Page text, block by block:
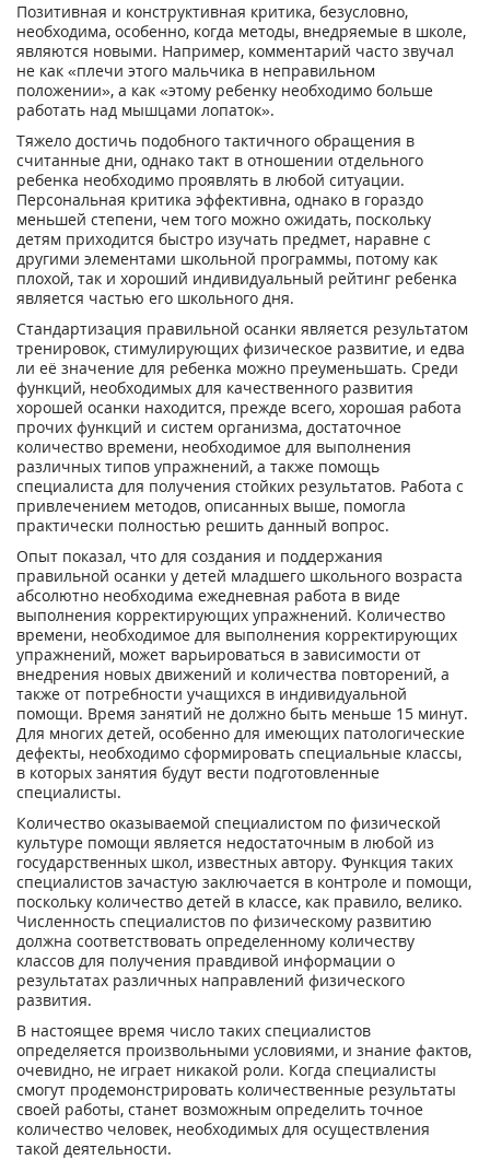
Позитивная и конструктивная критика, безусловно,
необходима, особенно, когда методы, внедряемые в школе,
являются новыми. Например, комментарий часто звучал
не как «плечи этого мальчика в неправильном
положении», а как «этому ребенку необходимо больше
работать над мышцами лопаток».
Тяжело достичь подобного тактичного обращения в
считанные дни, однако такт в отношении отдельного
ребенка необходимо проявлять в любой ситуации.
Персональная критика эффективна, однако в гораздо
меньшей степени, чем того можно ожидать, поскольку
детям приходится быстро изучать предмет, наравне с
другими элементами школьной программы, потому как
плохой, так и хороший индивидуальный рейтинг ребенка
является частью его школьного дня.
Стандартизация правильной осанки является результатом
тренировок, стимулирующих физическое развитие, и едва
ли её значение для ребенка можно преуменьшать. Среди
функций, необходимых для качественного развития
хорошей осанки находится, прежде всего, хорошая работа
прочих функций и систем организма, достаточное
количество времени, необходимое для выполнения
различных типов упражнений, а также помощь
специалиста для получения стойких результатов. Работа с
привлечением методов, описанных выше, помогла
практически полностью решить данный вопрос.
Опыт показал, что для создания и поддержания
правильной осанки у детей младшего школьного возраста
абсолютно необходима ежедневная работа в виде
выполнения корректирующих упражнений. Количество
времени, необходимое для выполнения корректирующих
упражнений, может варьироваться в зависимости от
внедрения новых движений и количества повторений, а
также от потребности учащихся в индивидуальной
помощи. Время занятий не должно быть меньше 15 минут.
Для многих детей, особенно для имеющих патологические
дефекты, необходимо сформировать специальные классы,
в которых занятия будут вести подготовленные
специалисты.
Количество оказываемой специалистом по физической
культуре помощи является недостаточным в любой из
государственных школ, известных автору. Функция таких
специалистов зачастую заключается в контроле и помощи,
поскольку количество детей в классе, как правило, велико.
Численность специалистов по физическому развитию
должна соответствовать определенному количеству
классов для получения правдивой информации о
результатах различных направлений физического
развития.
В настоящее время число таких специалистов
определяется произвольными условиями, и знание фактов,
очевидно, не играет никакой роли. Когда специалисты
смогут продемонстрировать количественные результаты
своей работы, станет возможным определить точное
количество человек, необходимых для осуществления
такой деятельности.